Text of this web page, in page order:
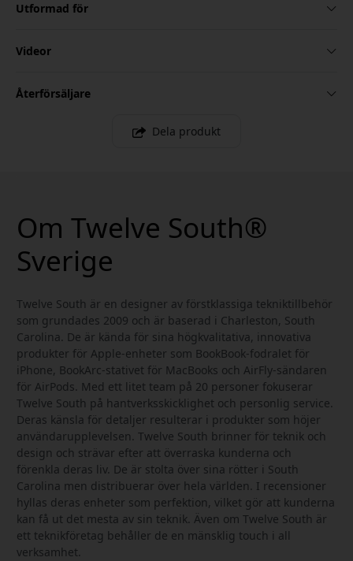
Utformad för
Videor
Återförsäljare
Dela produkt
Om Twelve South®
Sverige
Twelve South är en designer av förstklassiga tekniktillbehör
som grundades 2009 och är baserad i Charleston, South
Carolina. De är kända för sina högkvalitativa, innovativa
produkter för Apple-enheter som BookBook-fodralet för
iPhone, BookArc-stativet för MacBooks och AirFly-sändaren
för AirPods. Med ett litet team på 20 personer fokuserar
Twelve South på hantverksskicklighet och personlig service.
Deras känsla för detaljer resulterar i produkter som höjer
användarupplevelsen. Twelve South brinner för teknik och
design och strävar efter att överraska kunderna och
förenkla deras liv. De är stolta över sina rötter i South
Carolina men distribuerar över hela världen. I recensioner
hyllas deras enheter som perfektion, vilket gör att kunderna
kan få ut det mesta av sin teknik. Även om Twelve South är
ett teknikföretag behåller de en mänsklig touch i all
verksamhet.